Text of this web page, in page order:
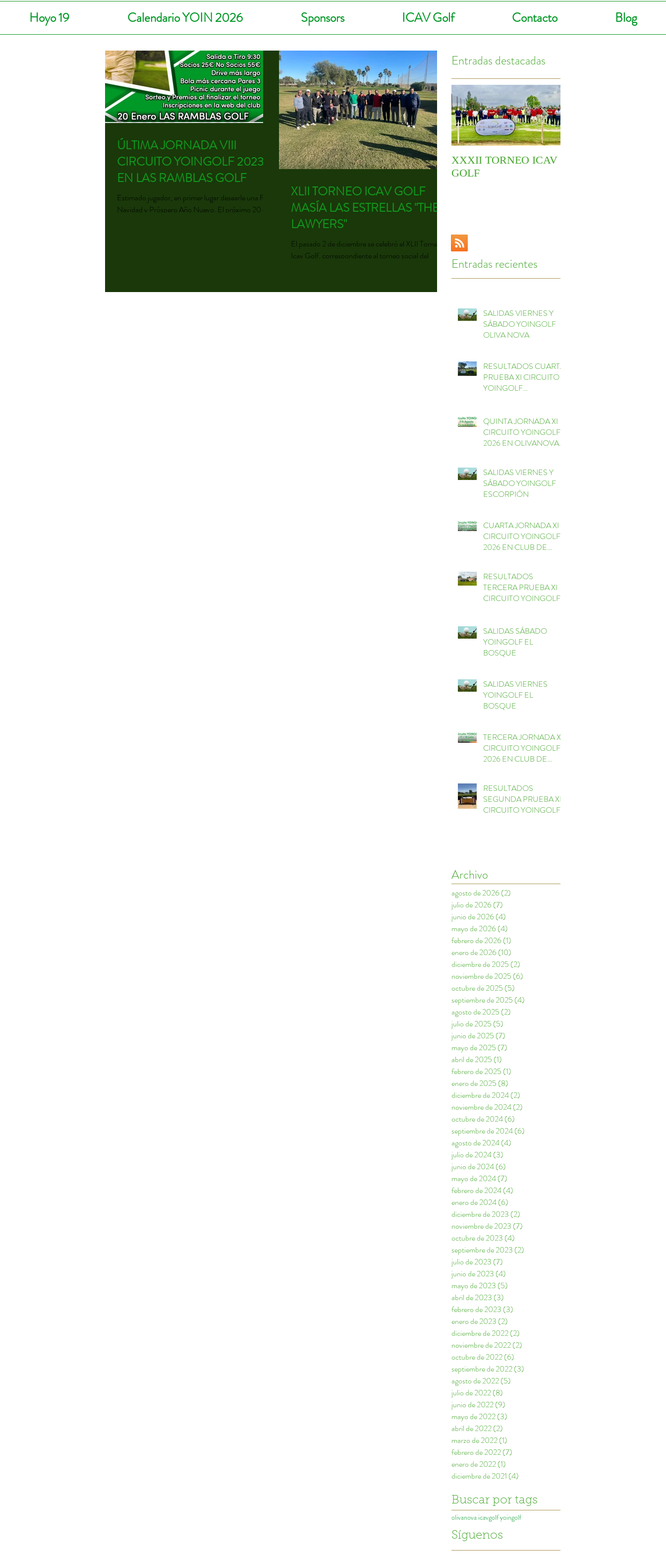
Hoyo 19 Calendario YOIN 2026 Sponsors ICAV Golf Contacto Blog
ÚLTIMA JORNADA VIII
CIRCUITO YOINGOLF 2023
EN LAS RAMBLAS GOLF
Estimado jugador, en primer lugar desearle una Feliz
Navidad y Próspero Año Nuevo. El próximo 20 de
XLII TORNEO ICAV GOLF
MASÍA LAS ESTRELLAS "THE
LAWYERS"
El pasado 2 de diciembre se celebró el XLII Torneo
Icav Golf, correspondiente al torneo social del
Entradas destacadas
XXXII TORNEO ICAV
GOLF
Entradas recientes
SALIDAS VIERNES Y
SÁBADO YOINGOLF
OLIVA NOVA
RESULTADOS CUARTA
PRUEBA XI CIRCUITO
YOINGOLF
QUINTA JORNADA XI
CIRCUITO YOINGOLF
2026 EN OLIVANOVA
SALIDAS VIERNES Y
SÁBADO YOINGOLF
ESCORPIÓN
CUARTA JORNADA XI
CIRCUITO YOINGOLF
2026 EN CLUB DE
RESULTADOS
TERCERA PRUEBA XI
CIRCUITO YOINGOLF
SALIDAS SÁBADO
YOINGOLF EL
BOSQUE
SALIDAS VIERNES
YOINGOLF EL
BOSQUE
TERCERA JORNADA XI
CIRCUITO YOINGOLF
2026 EN CLUB DE
RESULTADOS
SEGUNDA PRUEBA XI
CIRCUITO YOINGOLF
Archivo
agosto de 2026(2)
julio de 2026(7)
junio de 2026(4)
mayo de 2026(4)
febrero de 2026(1)
enero de 2026(10)
diciembre de 2025 (2)
noviembre de 2025 (6)
octubre de 2025 (5)
septiembre de 2025 (4)
agosto de 2025 (2)
julio de 2025 (5)
junio de 2025 (7)
mayo de 2025 (7)
abril de 2025 (1)
febrero de 2025 (1)
enero de 2025 (8)
diciembre de 2024(2)
noviembre de 2024(2)
octubre de 2024(6)
septiembre de 2024(6)
agosto de 2024(4)
julio de 2024(3)
junio de 2024(6)
mayo de 2024(7)
febrero de 2024(4)
enero de 2024(6)
diciembre de 2023 (2)
noviembre de 2023 (7)
octubre de 2023 (4)
septiembre de 2023 (2)
julio de 2023 (7)
junio de 2023 (4)
mayo de 2023 (5)
abril de 2023 (3)
febrero de 2023 (3)
enero de 2023 (2)
diciembre de 2022(2)
noviembre de 2022(2)
octubre de 2022(6)
septiembre de 2022(3)
agosto de 2022(5)
julio de 2022(8)
junio de 2022(9)
mayo de 2022(3)
abril de 2022(2)
marzo de 2022(1)
febrero de 2022(7)
enero de 2022(1)
diciembre de 2021 (4)
Buscar por tags
olivanova icavgolf yoingolf
Síguenos